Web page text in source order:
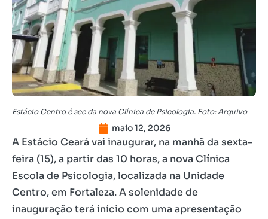
Estácio Centro é see da nova Clínica de Psicologia. Foto: Arquivo
maio 12, 2026
A Estácio Ceará vai inaugurar, na manhã da sexta-
feira (15), a partir das 10 horas, a nova Clínica
Escola de Psicologia, localizada na Unidade
Centro, em Fortaleza. A solenidade de
inauguração terá início com uma apresentação